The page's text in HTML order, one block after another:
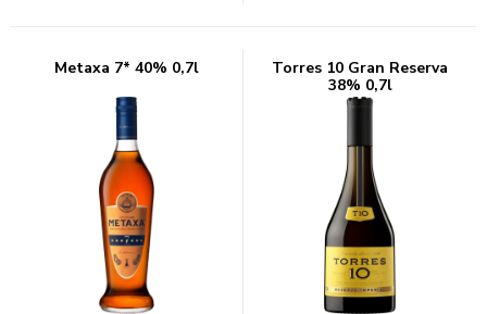
Metaxa 7* 40% 0,7l
Torres 10 Gran Reserva
38% 0,7l